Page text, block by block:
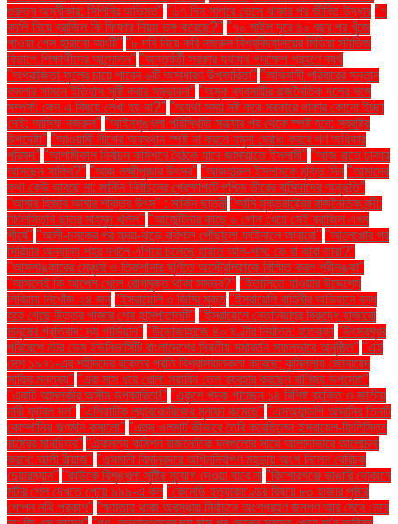
গুরুত্ব অস্বীকার: সিপিবির অভিমত" "৬৭ দিন সাগরে ভেসে থাকার পর জীবিত উদ্ধার "৭
বদলি নিয়ে ব্রাজিল কি ফিফার নিয়ম ভঙ্গ করেছে?" "৭০ মাইল দূরে ৪০ বছর পর খুঁজে
পাওয়া গেল হারানো আংটি" "৮ দবি নিয়ে কবি নজরুল বিশ্ববিদ্যালয়ের মিডিয়া স্টাডিজ
বিভাগে শিক্ষার্থীদের আন্দোলন" "অন্তর্বর্তী সরকার যথাযথ পদক্ষেপ গ্রহণে ব্যর্থ
"অপরাজিতা ফুলের চায়ে পাবেন ৬টি অসাধারণ উপকারিতা" "অভিবাসী পরিবারের সন্তান
কমলার সামনে ইতিহাস সৃষ্টি করার সম্ভাবনা" "অমুক ব্যবসায়ীর রাজনৈতিক দলের সঙ্গে
সম্পর্ক: কেন এ বিষয়ে লেখা হয় না?" "অযথা সময় নষ্ট করে সরকারে থাকার কোনো ইচ্ছা
নেই: আসিফ নজরুল" "আইনশৃঙ্খলা পরিস্থিতি সন্ধ্যার পর থেকে স্পষ্ট হবে: স্বরাষ্ট্র
উপদেষ্টা" "আওয়ামী লীগের অবস্থান স্পষ্ট না করলে যমুনা ঘেরাও করবে গণ অধিকার
পরিষদ" "আগামীকাল নির্বাচন কমিশনে বৈঠকে যাবে জামায়াতে ইসলামী" "আজ রাতে ঢাকায়
আসছেন সাকিব?" "আজ লক্ষ্মীপূজার উৎসব" "আজহারুল ইসলামকে মুক্তি দিন "আমাদের
কথা কেউ ভাবছে না: মার্কিন নির্বাচনের প্রেক্ষাপটে পশ্চিম তীরের বাসিন্দাদের অনুভূতি"
"আমার হিজাব আমার শক্তির উৎস" : মার্কিন ছাত্রী "আমি যুক্তরাষ্ট্রের রাজনৈতিক বন্দী:
ফিলিস্তিনি ছাত্র মাহমুদ খলিল" "আর্জেন্টিনার কাছে ৬ গোল খেয়ে সেই ব্রাজিল এখন
শীর্ষে" "আলী-চমকের পর হৃদয়-ঝড়ে বরিশাল পৌঁছালো ফাইনালে আবারো" "আলেপ্পোর পর
সিরিয়ার অন্যান্য শহর দখলে এগিয়ে চলেছে হায়াত আল-শাম: কে বা কারা তারা?"
"আসলাঙ্কারের সেঞ্চুরি ও তিকশানার ঘূর্ণিতে অস্ট্রেলিয়াকে বিস্মিত করল শ্রীলঙ্কা"
"আসলেই কি আপেল খেলে রোগমুক্ত থাকা সম্ভব?" "ইতালিতে যাওয়ার উদ্দেশ্যে
লিবিয়ায় নিখোঁজ ২৪ জন "ইসরায়েলি ৩ জিম্মি মুক্ত "ইসরায়েলি বাহিনীর অভিযানে বন্ধ
হয়ে গেছে উত্তর গাজার শেষ হাসপাতালটি" "ইসরায়েলে নেতানিয়াহুর বিরুদ্ধে হাজারো
মানুষের প্রতিবাদ: দ্য গার্ডিয়ান" "উড়োজাহাজে ৪০ ঘণ্টার নির্যাতন: হাতকড়া "উৎসবমুখর
পরিবেশে নটর ডেম ইউনিভার্সিটি বাংলাদেশের দ্বিতীয় সমাবর্তন সফলভাবে অনুষ্ঠিত" "এই
দেশ ১৯৭১-এর শহীদদের রক্তের প্রতি বিশ্বাসঘাতকতা করেছে: কুমিল্লায় জোনায়েদ
সাকির মন্তব্য" "এক মাস ধরে খোলা সয়াবিন তেল ব্যবহার করছেন বাণিজ্য উপদেষ্টা"
"একটি আমলকীর অসীম উপকারিতা!" "একুশে পদক পাচ্ছেন ১৪ বিশিষ্ট ব্যক্তি ও জাতীয়
নারী ফুটবল দল" "এশিয়াটিক ল্যাবরেটরিজের মুনাফা কমেছে" "এসঅ্যান্ডপি আদানির তিনটি
কোম্পানির ঋণমান কমালো" "এহুদ ওলমার্ট কীভাবে তৈরি করেছিলেন ইসরায়েল-ফিলিস্তিন
রাষ্ট্রের মানচিত্র" "ঐকমত্য কমিশন রাজনৈতিক দলগুলোর সাথে আলাদাভাবে আলোচনা
করবে: আলী রীয়াজ" "ওসমানী বিমানবন্দরে অগ্নিনির্বাপণ মহড়ায় অংশ নিলেন বেবিচক
চেয়ারম্যান" "কাউকে বিশৃঙ্খলা সৃষ্টির সুযোগ দেওয়া যাবে না "কিশোরগঞ্জে ভাঙারি দোকানে
মর্টার শেল দেখতে পেয়ে ৯৯৯-এ কল "কেনেডি হত্যাকাণ্ডের বিষয়ে ৮০ হাজার পৃষ্ঠার
গোপন নথি প্রকাশ" "ক্ষমতায় থাকা অবস্থায় নির্বাচনে অংশগ্রহণ জনগণ আর মেনে নেবে